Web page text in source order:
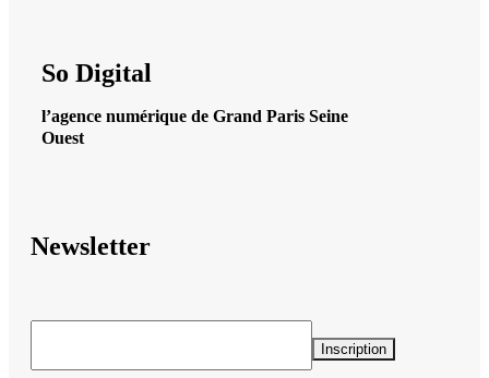
So Digital
l’agence numérique de Grand Paris Seine
Ouest
Newsletter